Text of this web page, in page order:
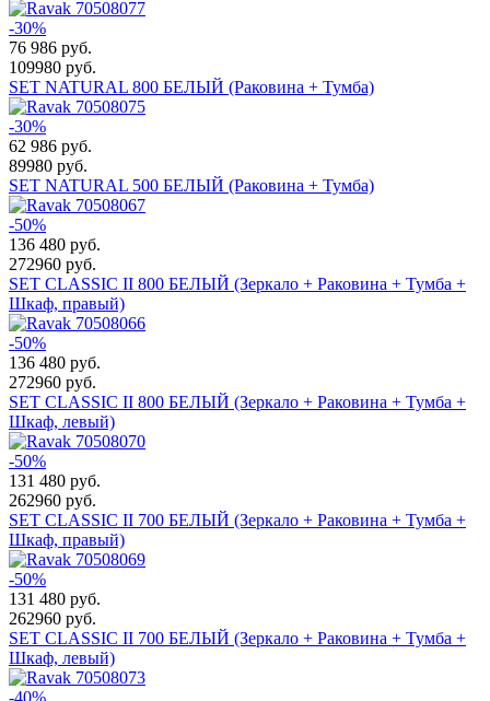
-30%
76 986 руб.
109980 руб.
SET NATURAL 800 БЕЛЫЙ (Раковина + Тумба)
-30%
62 986 руб.
89980 руб.
SET NATURAL 500 БЕЛЫЙ (Раковина + Тумба)
-50%
136 480 руб.
272960 руб.
SET CLASSIC II 800 БЕЛЫЙ (Зеркало + Раковина + Тумба +
Шкаф, правый)
-50%
136 480 руб.
272960 руб.
SET CLASSIC II 800 БЕЛЫЙ (Зеркало + Раковина + Тумба +
Шкаф, левый)
-50%
131 480 руб.
262960 руб.
SET CLASSIC II 700 БЕЛЫЙ (Зеркало + Раковина + Тумба +
Шкаф, правый)
-50%
131 480 руб.
262960 руб.
SET CLASSIC II 700 БЕЛЫЙ (Зеркало + Раковина + Тумба +
Шкаф, левый)